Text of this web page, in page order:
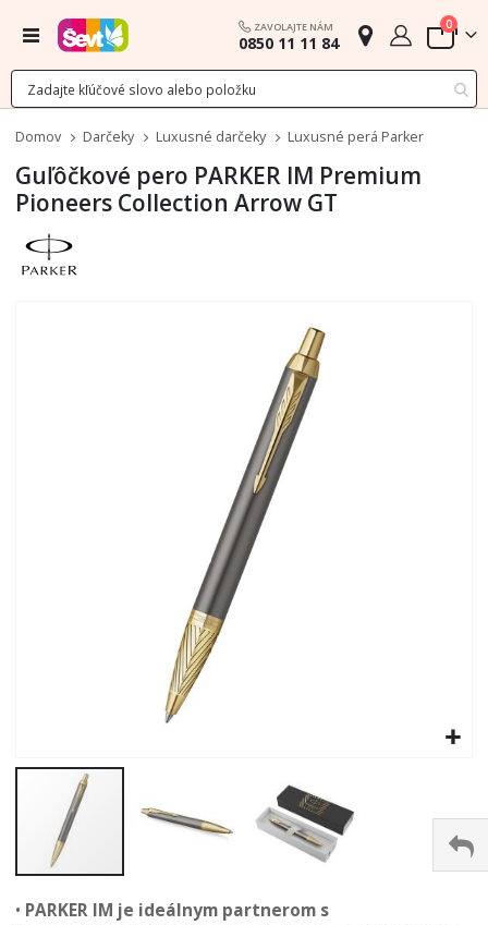
Menu ZAVOLAJTE NÁM
0850 11 11 84 Cart
0
Domov Darčeky Luxusné darčeky Luxusné perá Parker
Guľôčkové pero PARKER IM Premium
Pioneers Collection Arrow GT
na
• PARKER IM je ideálnym partnerom s